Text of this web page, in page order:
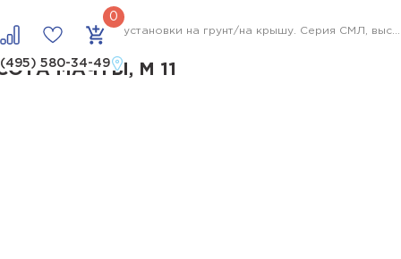
(495) 580-34-49
МАЧТЫ, М 11